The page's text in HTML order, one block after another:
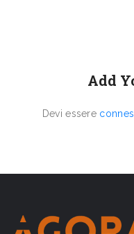
Add
Devi essere